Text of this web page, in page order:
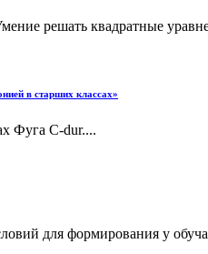
решать квадратные
в старших классах»
Фуга С-dur....
для формирования у